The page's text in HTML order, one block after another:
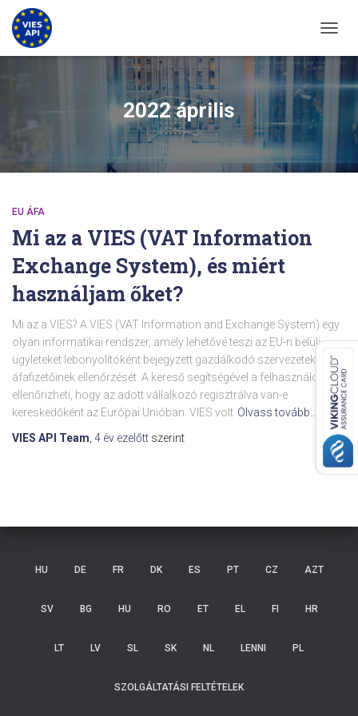
2022 április
EU ÁFA
Mi az a VIES (VAT Information
Exchange System), és miért
használjam őket?
Mi az a VIES? A VIES (VAT Information and Exchange System) egy
olyan informatikai rendszer, amely lehetővé teszi az EU-n belüli
ügyleteket lebonyolítóként bejegyzett gazdálkodó szervezetek
áfafizetőinek ellenőrzését. A kereső segítségével a felhasználó
ellenőrizheti, hogy az adott vállalkozó regisztrálva van-e
kereskedőként az Európai Unióban. VIES volt Olvass tovább…
VIES API Team 4 év ezelőtt szerint
HU DE FR DK ES PT CZ AZT
SV BG HU RO ET EL FI HR
LT LV SL SK NL LENNI PL
SZOLGÁLTATÁSI FELTÉTELEK